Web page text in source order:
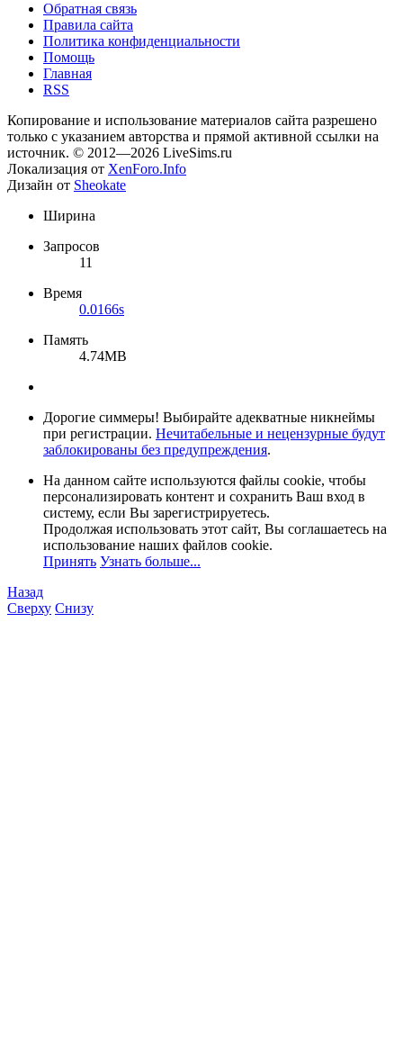
Обратная связь
Правила сайта
Политика конфиденциальности
Помощь
Главная
RSS
Копирование и использование материалов сайта разрешено
только с указанием авторства и прямой активной ссылки на
источник. © 2012—2026 LiveSims.ru
Локализация от XenForo.Info
Дизайн от Sheokate
Ширина
Запросов
11
Время
0.0166s
Память
4.74MB
Дорогие симмеры! Выбирайте адекватные никнеймы
при регистрации. Нечитабельные и нецензурные будут
заблокированы без предупреждения.
На данном сайте используются файлы cookie, чтобы
персонализировать контент и сохранить Ваш вход в
систему, если Вы зарегистрируетесь.
Продолжая использовать этот сайт, Вы соглашаетесь на
использование наших файлов cookie.
Принять Узнать больше...
Назад
Сверху Снизу